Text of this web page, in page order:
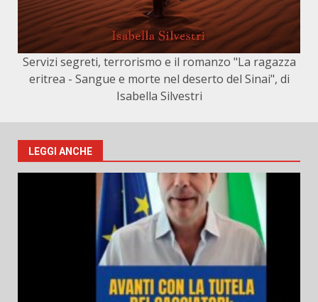
Servizi segreti, terrorismo e il romanzo "La ragazza
eritrea - Sangue e morte nel deserto del Sinai", di
Isabella Silvestri
LEGGI ANCHE